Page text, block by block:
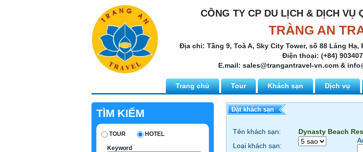
CÔNG TY CP DU LỊCH & DỊCH VỤ
TRÀNG AN
Địa chỉ: Tầng 9, Toà A, Sky City Tower, số 88 Láng
Điện thoại: (+84)
E.mail: sales@trangantravel-vn.com &
Trang chủ Tour Khách sạn Dịch vụ
Đặt khách sạn
Tên khách sạn:
Dynasty Beach
Loại khách sạn:
TÌM KIẾM
TOUR HOTEL
Keyword